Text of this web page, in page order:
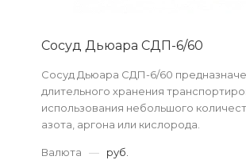
Сосуд Дьюара СДП-6/60
Сосуд Дьюара СДП-6/60
длительного хранения
использования небольшого
азота, аргона или кислорода.
Валюта — руб.